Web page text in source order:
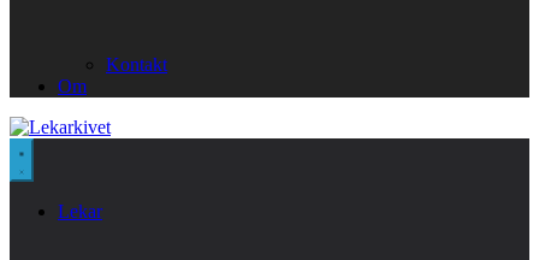
Kontakt
Om
Lekar